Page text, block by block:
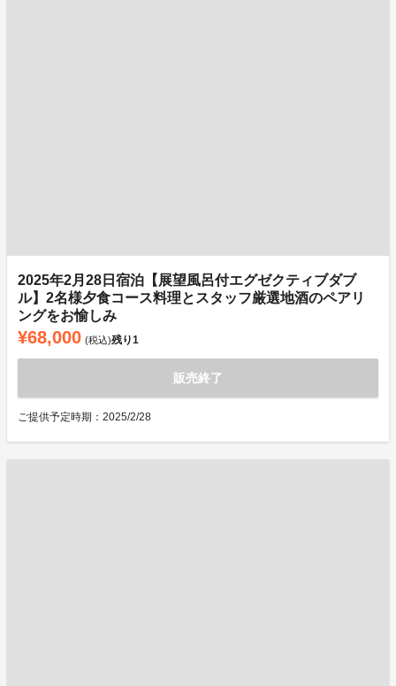
2025年2月28日宿泊【展望風呂付エグゼクティブダブ
ル】2名様夕食コース料理とスタッフ厳選地酒のペアリ
ングをお愉しみ
¥68,000 (税込)残り1
販売終了
ご提供予定時期：2025/2/28